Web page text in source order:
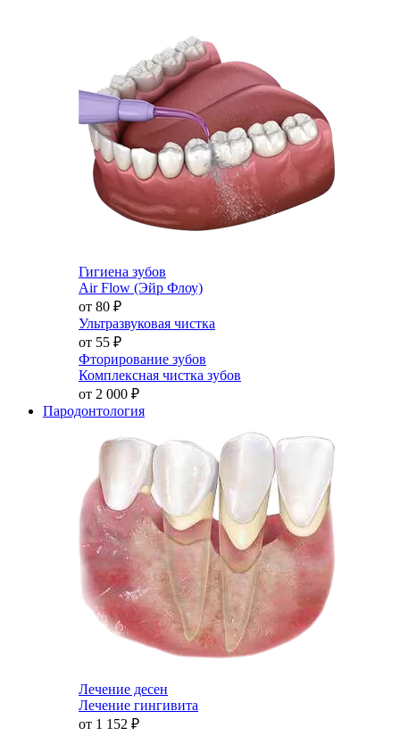
Гигиена зубов
Air Flow (Эйр Флоу)
от 80 ₽
Ультразвуковая чистка
от 55 ₽
Фторирование зубов
Комплексная чистка зубов
от 2 000 ₽
Пародонтология
Лечение десен
Лечение гингивита
от 1 152 ₽